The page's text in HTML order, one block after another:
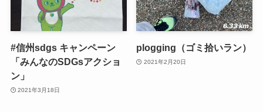
#信州sdgs キャンペーン
「みんなのSDGsアクショ
ン」
2021年3月18日
plogging（ゴミ拾いラン）
2021年2月20日